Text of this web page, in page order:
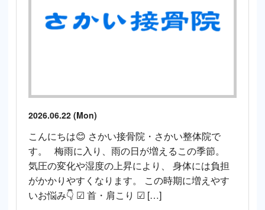
2026.06.22 (Mon)
こんにちは😊 さかい接骨院・さかい整体院で
す。 梅雨に入り、雨の日が増えるこの季節。
気圧の変化や湿度の上昇により、 身体には負担
がかかりやすくなります。 この時期に増えやす
いお悩み👇 ☑ 首・肩こり ☑ […]